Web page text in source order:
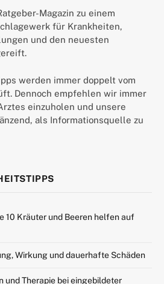
Magazin zu einem
für Krankheiten,
und den neuesten
werden immer doppelt vom
Dennoch empfehlen wir immer
einzuholen und unsere
als Informationsquelle zu
10 Kräuter und Beeren helfen auf
Wirkung und dauerhafte Schäden
und Therapie bei eingebildeter